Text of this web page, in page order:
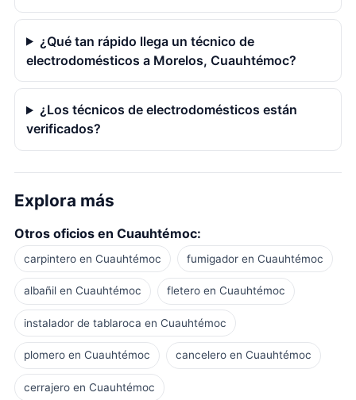
¿Qué tan rápido llega un técnico de
electrodomésticos a Morelos, Cuauhtémoc?
¿Los técnicos de electrodomésticos están
verificados?
Explora más
Otros oficios en Cuauhtémoc:
carpintero en Cuauhtémoc fumigador en Cuauhtémoc
albañil en Cuauhtémoc fletero en Cuauhtémoc
instalador de tablaroca en Cuauhtémoc
plomero en Cuauhtémoc cancelero en Cuauhtémoc
cerrajero en Cuauhtémoc